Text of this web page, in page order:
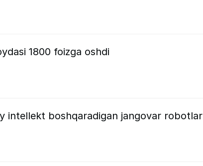
1800 foizga oshdi
intellekt boshqaradigan jangovar robotlar